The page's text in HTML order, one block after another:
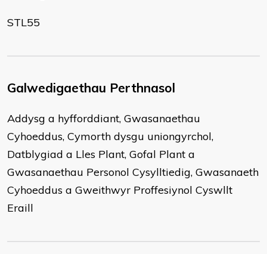
STL55
Galwedigaethau Perthnasol
Addysg a hyfforddiant, Gwasanaethau
Cyhoeddus, Cymorth dysgu uniongyrchol,
Datblygiad a Lles Plant, Gofal Plant a
Gwasanaethau Personol Cysylltiedig, Gwasanaeth
Cyhoeddus a Gweithwyr Proffesiynol Cyswllt
Eraill